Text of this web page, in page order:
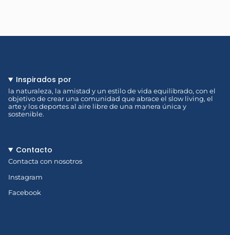
Inspirados por
la naturaleza, la amistad y un estilo de vida equilibrado, con el
objetivo de crear una comunidad que abrace el slow living, el
arte y los deportes al aire libre de una manera única y
sostenible.
Contacto
Contacta con nosotros
Instagram
Facebook